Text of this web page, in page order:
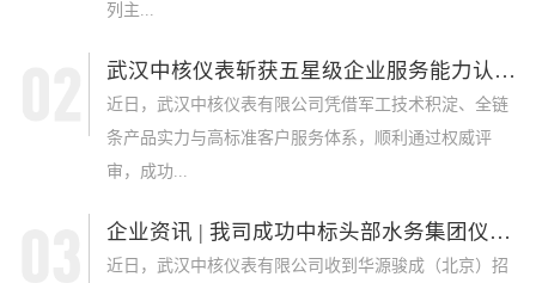
列主...
武汉中核仪表斩获五星级企业服务能力认证，军...
近日，武汉中核仪表有限公司凭借军工技术积淀、全链
条产品实力与高标准客户服务体系，顺利通过权威评
审，成功...
企业资讯 | 我司成功中标头部水务集团仪表采...
近日，武汉中核仪表有限公司收到华源骏成（北京）招